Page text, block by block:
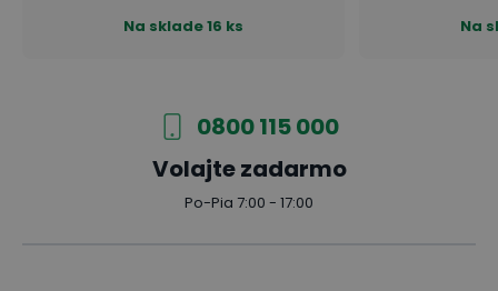
Na sklade16 ks Na
0800 115 000
Volajte zadarmo
Po-Pia 7:00 - 17:00